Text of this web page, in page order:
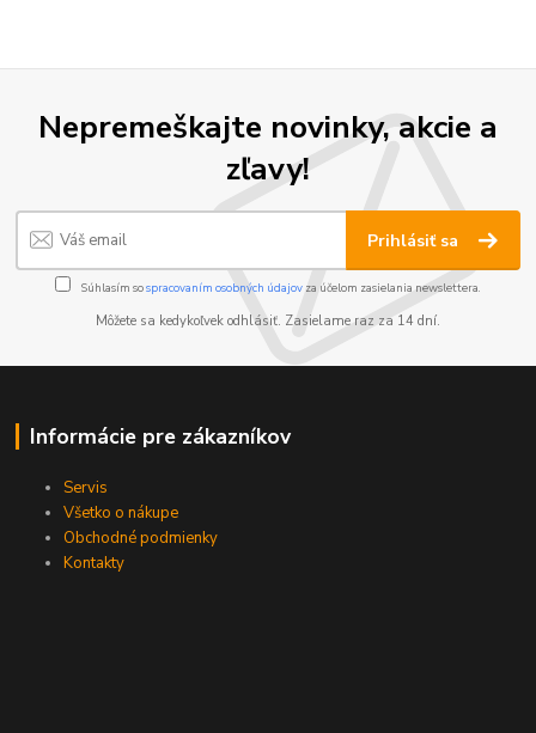
Nepremeškajte novinky, akcie a
zľavy!
Prihlásiť sa
Súhlasím sospracovaním osobných údajov za účelom zasielania newslettera.
Môžete sa kedykoľvek odhlásiť. Zasielame raz za 14 dní.
Informácie pre zákazníkov
Servis
Všetko o nákupe
Obchodné podmienky
Kontakty